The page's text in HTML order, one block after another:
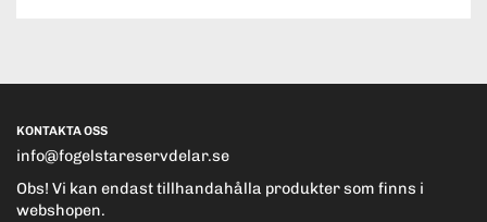
KONTAKTA OSS
info@fogelstareservdelar.se
Obs! Vi kan endast tillhandahålla produkter som finns i
webshopen.